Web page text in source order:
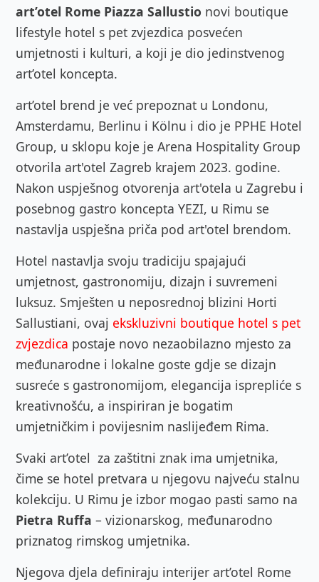
art’otel Rome Piazza Sallustio novi boutique
lifestyle hotel s pet zvjezdica posvećen
umjetnosti i kulturi, a koji je dio jedinstvenog
art’otel koncepta.
art’otel brend je već prepoznat u Londonu,
Amsterdamu, Berlinu i Kölnu i dio je PPHE Hotel
Group, u sklopu koje je Arena Hospitality Group
otvorila art'otel Zagreb krajem 2023. godine.
Nakon uspješnog otvorenja art'otela u Zagrebu i
posebnog gastro koncepta YEZI, u Rimu se
nastavlja uspješna priča pod art'otel brendom.
Hotel nastavlja svoju tradiciju spajajući
umjetnost, gastronomiju, dizajn i suvremeni
luksuz. Smješten u neposrednoj blizini Horti
Sallustiani, ovaj ekskluzivni boutique hotel s pet
zvjezdica postaje novo nezaobilazno mjesto za
međunarodne i lokalne goste gdje se dizajn
susreće s gastronomijom, elegancija isprepliće s
kreativnošću, a inspiriran je bogatim
umjetničkim i povijesnim naslijeđem Rima.
Svaki art’otel za zaštitni znak ima umjetnika,
čime se hotel pretvara u njegovu najveću stalnu
kolekciju. U Rimu je izbor mogao pasti samo na
Pietra Ruffa – vizionarskog, međunarodno
priznatog rimskog umjetnika.
Njegova djela definiraju interijer art’otel Rome